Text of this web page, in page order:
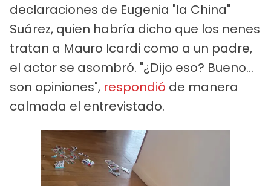
declaraciones de Eugenia "la China"
Suárez, quien habría dicho que los nenes
tratan a Mauro Icardi como a un padre,
el actor se asombró. "¿Dijo eso? Bueno…
son opiniones", respondió de manera
calmada el entrevistado.